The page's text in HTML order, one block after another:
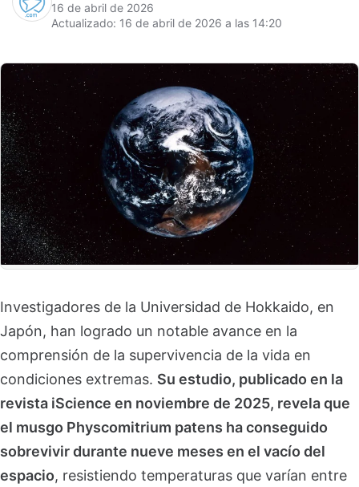
16 de abril de 2026
Actualizado: 16 de abril de 2026 a las 14:20
Investigadores de la Universidad de Hokkaido, en
Japón, han logrado un notable avance en la
comprensión de la supervivencia de la vida en
condiciones extremas. Su estudio, publicado en la
revista iScience en noviembre de 2025, revela que
el musgo Physcomitrium patens ha conseguido
sobrevivir durante nueve meses en el vacío del
espacio, resistiendo temperaturas que varían entre